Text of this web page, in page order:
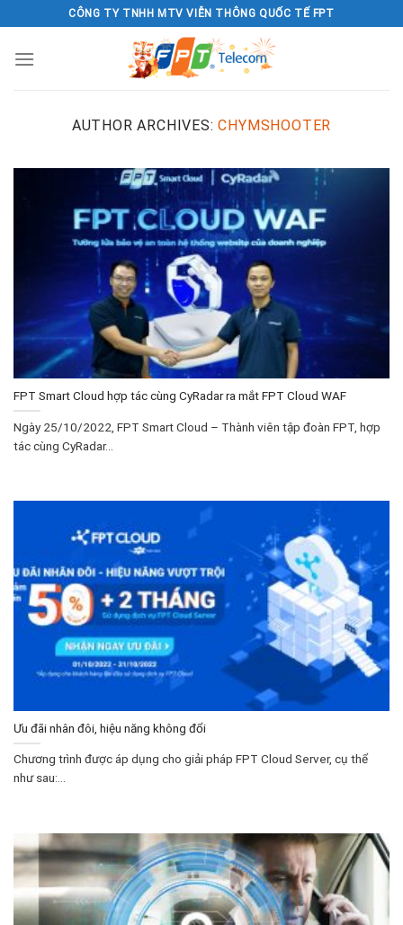
to
content
CÔNG TY TNHH MTV VIỄN THÔNG QUỐC TẾ FPT
AUTHOR ARCHIVES:CHYMSHOOTER
FPT Smart Cloud hợp tác cùng CyRadar ra mắt FPT Cloud WAF
Ngày 25/10/2022, FPT Smart Cloud – Thành viên tập đoàn FPT, hợp
tác cùng CyRadar...
Ưu đãi nhân đôi, hiệu năng không đổi
Chương trình được áp dụng cho giải pháp FPT Cloud Server, cụ thể
như sau:...